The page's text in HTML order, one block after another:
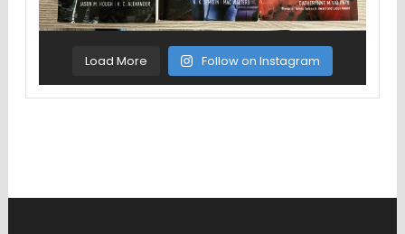
Load More Follow on Instagram